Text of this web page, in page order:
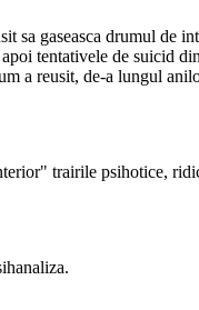
gaseasca drumul de
tentativele de suicid
a reusit, de-a lungul
trairile psihotice,